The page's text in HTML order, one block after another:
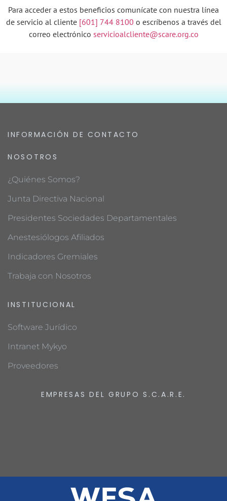
Para acceder a estos beneficios comunícate con nuestra línea
de servicio al cliente [601] 744 8100 o escríbenos a través del
correo electrónico servicioalcliente@scare.org.co
INFORMACIÓN DE CONTACTO
NOSOTROS
¿Quiénes Somos?
Junta Directiva Nacional
Presidentes Sociedades Departamentales
Anestesiólogos Afiliados
Indicadores Gremiales
Trabaja con Nosotros
INSTITUCIONAL
Software Jurídico
Intranet Mykyo
Proveedores
EMPRESAS DEL GRUPO S.C.A.R.E.